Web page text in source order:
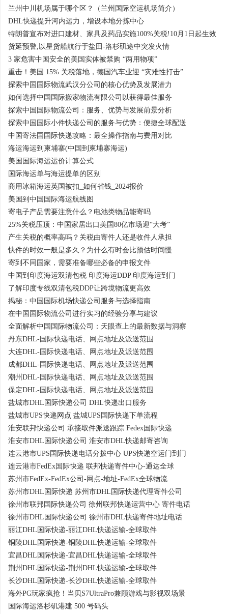
兰州中川机场属于哪个区？（兰州国际空运机场简介）
DHL快递提升河内运力，增设本地分拣中心
特朗普宣布对进口建材、家具及药品实施100%关税!10月1日起生效
货延预警,以星货船航行于盐田-洛杉矶途中突发火情
3 家危害中国安全的美国实体被禁购 “两用物项”
重击！美国 15% 关税落地，德国汽车业迎 “灾难性打击”
探索中国国际物流武汉分公司的核心优势及发展潜力
如何选择中国国际搬家物流有限公司以获得最佳服务
探索中国国际物流公司：服务、优势与发展前景分析
探索中国国际小件快递公司的服务与优势：便捷全球配送
中国寄法国国际快递攻略：最全操作指南与费用对比
海运海运到柬埔寨(中国到柬埔寨海运)
美国国际海运运价计算公式
国际海运单与海运提单的区别
商用冰箱海运英国被扣_如何省钱_2024报价
美国到中国国际海运航线图
寄电子产品需要注意什么？电池类物品能寄吗
25%关税压顶：中国家居出口美国80亿市场迎“大考”
产生关税的概率高吗？关税由寄件人还是收件人承担
快件的时效一般是多久？为什么有时会比预估时间慢
寄到不同国家，需要准备哪些必备的申报文件
中国到印度海运双清包税 印度海运DDP 印度海运到门
了解印度专线双清包税DDP让跨境物流更高效
揭秘：中国国际机场快递公司服务与选择指南
在中国国际物流公司进行实习的经验分享与建议
全面解析中国国际物流公司：天眼查上的最新数据与洞察
丹东DHL-国际快递电话、网点地址及派送范围
大连DHL-国际快递电话、网点地址及派送范围
成都DHL-国际快递电话、网点地址及派送范围
潮州DHL-国际快递电话、网点地址及派送范围
保定DHL-国际快递电话、网点地址及派送范围
盐城市DHL国际快递公司 DHL快递出口服务
盐城市UPS快递网点 盐城UPS国际快递下单流程
淮安联邦快递公司 承接取件派送跟踪 Fedex国际快递
淮安市DHL国际快递公司 淮安市DHL快递邮寄咨询
连云港市UPS国际快递电话分拨中心 UPS快递空运门到门
连云港市FedEx国际快递 联邦快递寄件中心-通达全球
苏州市FedEx-FedEx公司-网点-地址-FedEx全球物流
苏州市DHL国际快递 苏州市DHL国际快递代理寄件公司
徐州市联邦国际快递公司 徐州联邦快递运营中心 寄件电话
徐州市DHL国际快递公司 徐州市DHL快递寄件地址电话
丽江DHL国际快递-丽江DHL快递运输-全球取件
铜陵DHL国际快递-铜陵DHL快递运输-全球取件
宜昌DHL国际快递-宜昌DHL快递运输-全球取件
荆州DHL国际快递-荆州DHL快递运输-全球取件
长沙DHL国际快递-长沙DHL快递运输-全球取件
海外PG玩家疯抢！当贝S7UltraPro兼顾游戏与影视双场景
国际海运洛杉矶港建 500 号码头